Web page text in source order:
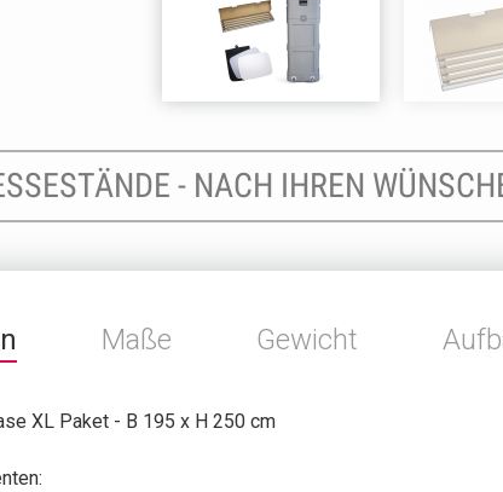
- NACH IHREN
Maße Gewicht
XL Paket - B 195 x H 250 cm